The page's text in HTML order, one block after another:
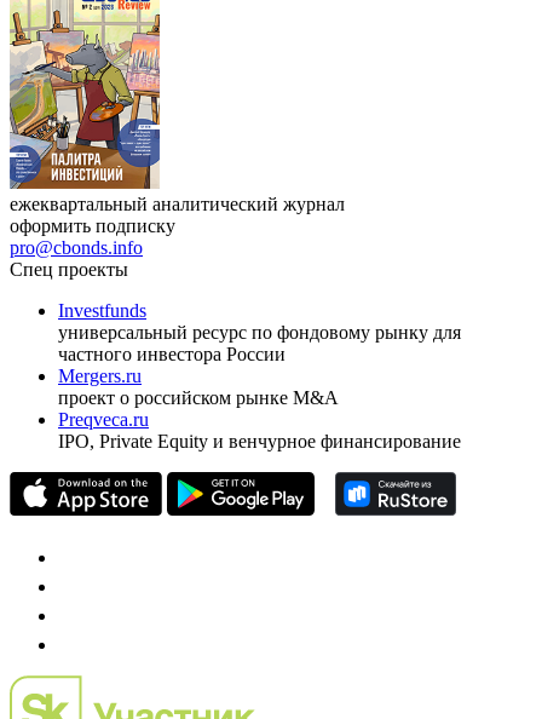
ежеквартальный аналитический журнал
оформить подписку
pro@cbonds.info
Спец проекты
Investfunds
универсальный ресурс по фондовому рынку для
частного инвестора России
Mergers.ru
проект о российском рынке M&A
Preqveca.ru
IPO, Private Equity и венчурное финансирование